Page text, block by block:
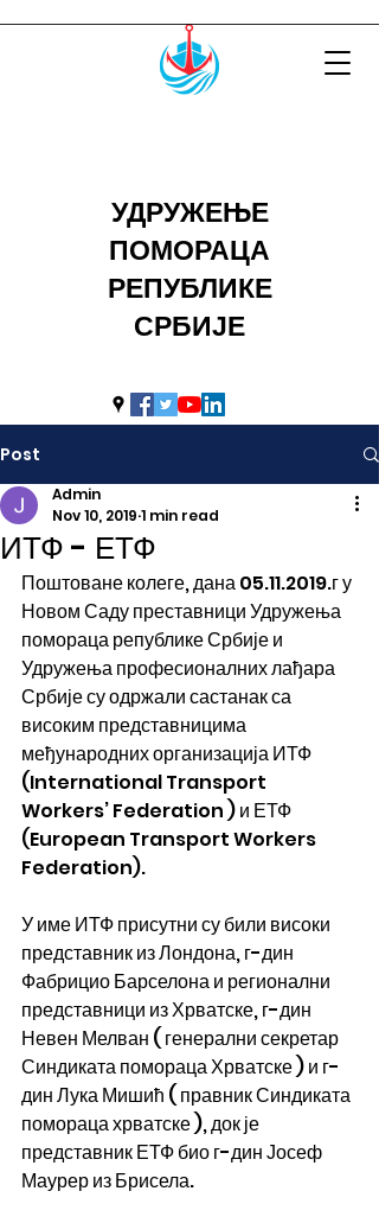
УДРУЖЕЊЕ
ПОМОРАЦА
РЕПУБЛИКЕ
СРБИЈЕ
uprs2014@hotmail.com
Post
ИТФ - ЕТФ
Admin
Nov 10, 2019 1 min read
Поштоване колеге, дана 05.11.2019.г у
Новом Саду преставници Удружења
помораца републике Србије и
Удружења професионалних лађара
Србије су одржали састанак са
високим представницима
међународних организација ИТФ
(International Transport
Workers’ Federation ) и ЕТФ
(European Transport Workers
Federation).
У име ИТФ присутни су били високи
представник из Лондона, г-дин
Фабрицио Барселона и регионални
представници из Хрватске, г-дин
Невен Мелван ( генерални секретар
Синдиката помораца Хрватске ) и г-
дин Лука Мишић ( правник Синдиката
помораца хрватске ), док је
представник ЕТФ био г-дин Јосеф
Маурер из Брисела.